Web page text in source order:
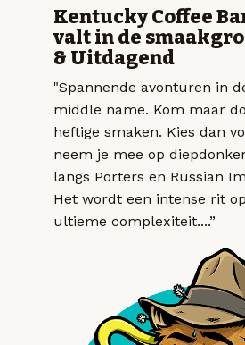
Kentucky Coffee
valt in de
& Uitdagend
"Spannende avonturen in
middle name. Kom maar
heftige smaken. Kies dan
neem je mee op
langs Porters en Russian
Het wordt een intense rit
ultieme complexiteit....”